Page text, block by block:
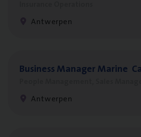
Antwerpen
Busi­ness Mana­ger Mari­ne
Antwerpen